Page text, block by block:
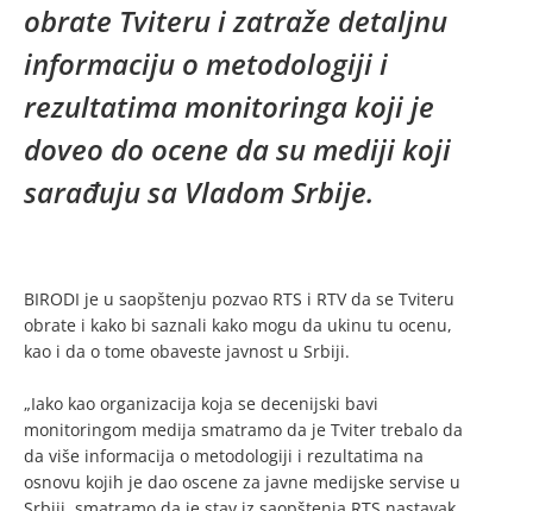
obrate Tviteru i zatraže detaljnu
informaciju o metodologiji i
rezultatima monitoringa koji je
doveo do ocene da su mediji koji
sarađuju sa Vladom Srbije.
BIRODI je u saopštenju pozvao RTS i RTV da se Tviteru
obrate i kako bi saznali kako mogu da ukinu tu ocenu,
kao i da o tome obaveste javnost u Srbiji.
„Iako kao organizacija koja se decenijski bavi
monitoringom medija smatramo da je Tviter trebalo da
da više informacija o metodologiji i rezultatima na
osnovu kojih je dao oscene za javne medijske servise u